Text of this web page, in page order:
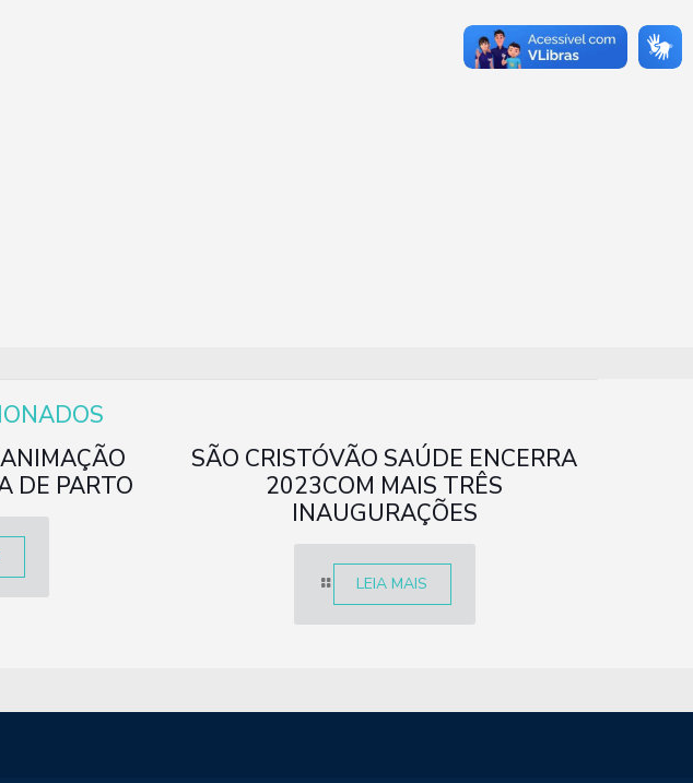
DE PARTO
SÃO CRISTÓVÃO SAÚDE ENCERRA
2023COM MAIS TRÊS
INAUGURAÇÕES
LEIA MAIS